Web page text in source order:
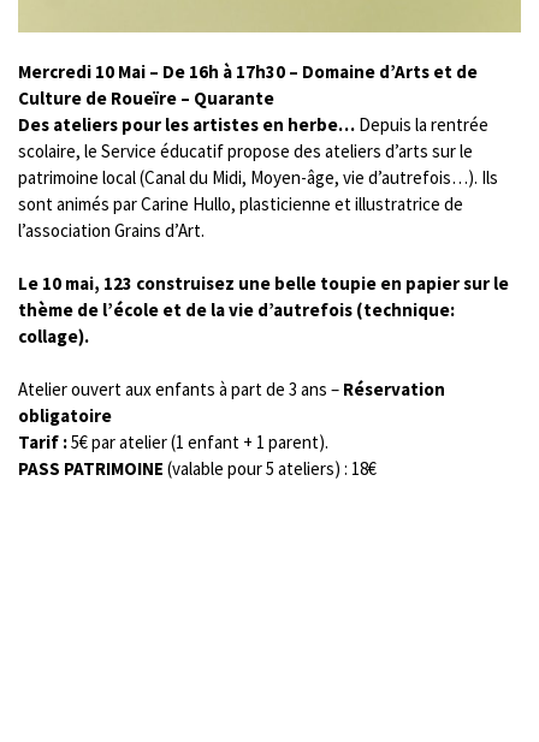
Mercredi 10 Mai – De 16h à 17h30 – Domaine d’Arts et de
Culture de Roueïre – Quarante
Des ateliers pour les artistes en herbe… Depuis la rentrée
scolaire, le Service éducatif propose des ateliers d’arts sur le
patrimoine local (Canal du Midi, Moyen-âge, vie d’autrefois…). Ils
sont animés par Carine Hullo, plasticienne et illustratrice de
l’association Grains d’Art.
Le 10 mai, 123 construisez une belle toupie en papier sur le
thème de l’école et de la vie d’autrefois (technique:
collage).
Atelier ouvert aux enfants à part de 3 ans – Réservation
obligatoire
Tarif :5€ par atelier (1 enfant + 1 parent).
PASS PATRIMOINE (valable pour 5 ateliers) : 18€